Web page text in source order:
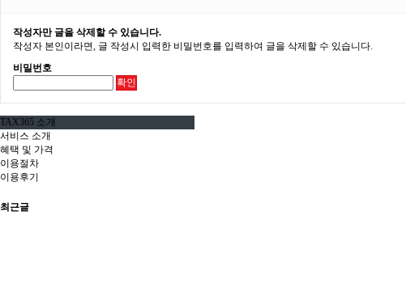
작성자만 글을 삭제할 수 있습니다.
작성자 본인이라면, 글 작성시 입력한 비밀번호를 입력하여 글을 삭제할 수 있습니다.
비밀번호
확인
TAX365 소개
서비스 소개
혜택 및 가격
이용절차
이용후기
최근글